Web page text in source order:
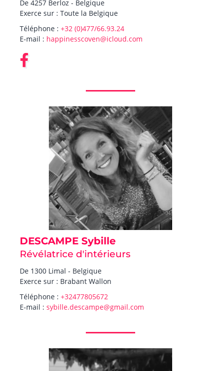
De 4257 Berloz - Belgique
Exerce sur : Toute la Belgique
Téléphone : +32 (0)477/66.93.24
E-mail : happinesscoven@icloud.com
DESCAMPE Sybille
Révélatrice d'intérieurs
De 1300 Limal - Belgique
Exerce sur : Brabant Wallon
Téléphone : +32477805672
E-mail : sybille.descampe@gmail.com